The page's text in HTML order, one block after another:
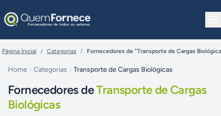
Página Inicial / Categorias / Fornecedores de "Transporte de Cargas
Home Categorias Transporte de Cargas Biológicas
Fornecedores deTransporte de Cargas
Biológicas